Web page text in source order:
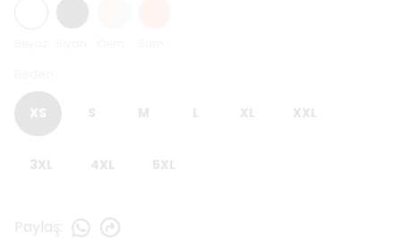
XS S M L XL XXL
3XL 4XL 5XL
Paylaş